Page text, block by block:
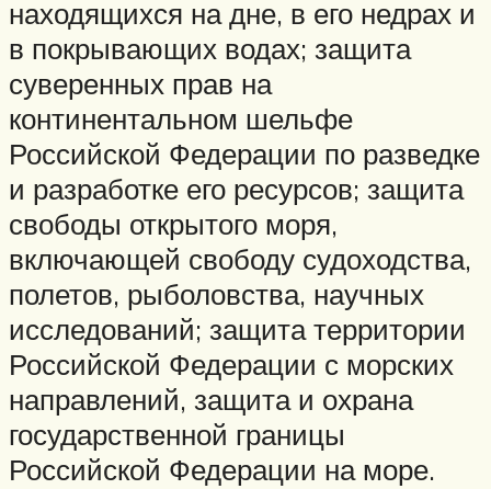
находящихся на дне, в его недрах и
в покрывающих водах; защита
суверенных прав на
континентальном шельфе
Российской Федерации по разведке
и разработке его ресурсов; защита
свободы открытого моря,
включающей свободу судоходства,
полетов, рыболовства, научных
исследований; защита территории
Российской Федерации с морских
направлений, защита и охрана
государственной границы
Российской Федерации на море.